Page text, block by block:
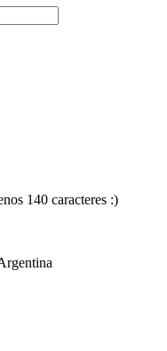
140 caracteres :)